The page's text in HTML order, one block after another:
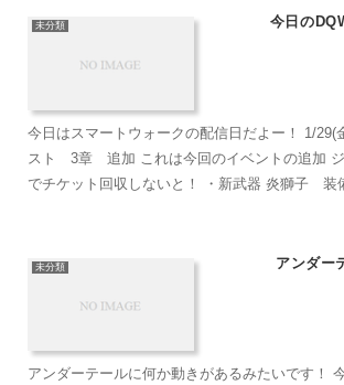
未分類 今日の
今日はスマートウォークの配信日だよー！ 1/29(
スト 3章 追加 これは今回のイベントの追加
でチケット回収しないと！ ・新武器 炎獅子 装
未分類 アンダー
アンダーテールに何か動きがあるみたいです！